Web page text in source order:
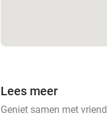
Lees meer
Geniet samen met